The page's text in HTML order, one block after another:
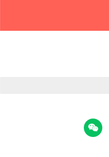
